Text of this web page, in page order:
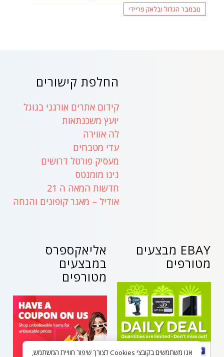
נובמבר הגדול ובלאק פריידי
החלפת קישורים
קידום אתרים אורגני בגוגל
יועץ משכנתאות
לה אווירה
עדי מטבחים
מעסיק פורטל דרושים
נינו מומנטס
חדשות המאה ה 21
אודיל – מאגר קופונים והנחה
אליאקספרס
במבצעים
מטורפים
EBAY מבצעים
מטורפים
אנו משתמשים בקובצי Cookies לצורך שיפור חוויית המשתמש,